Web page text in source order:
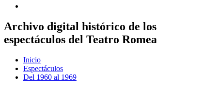
Archivo digital histórico de los
espectáculos del Teatro Romea
Inicio
Espectáculos
Del 1960 al 1969